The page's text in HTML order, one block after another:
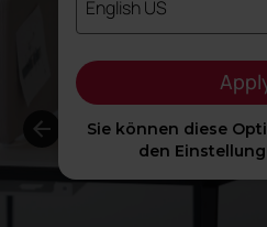
English US
Sie können diese
den